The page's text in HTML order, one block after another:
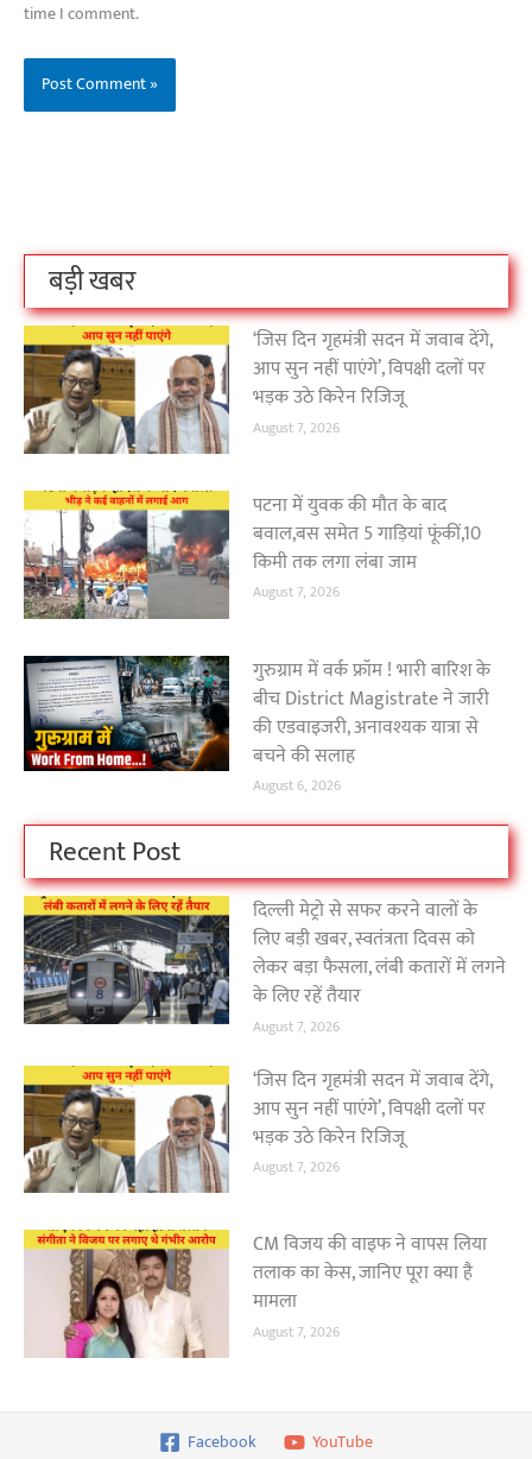
time I comment.
बड़ी खबर
‘जिस दिन गृहमंत्री सदन में जवाब देंगे,
आप सुन नहीं पाएंगे’, विपक्षी दलों पर
भड़क उठे किरेन रिजिजू
August 7, 2026
पटना में युवक की मौत के बाद
बवाल,बस समेत 5 गाड़ियां फूंकीं,10
किमी तक लगा लंबा जाम
August 7, 2026
गुरुग्राम में वर्क फ्रॉम ! भारी बारिश के
बीच District Magistrate ने जारी
की एडवाइजरी, अनावश्यक यात्रा से
बचने की सलाह
August 6, 2026
Recent Post
दिल्ली मेट्रो से सफर करने वालों के
लिए बड़ी खबर, स्वतंत्रता दिवस को
लेकर बड़ा फैसला, लंबी कतारों में लगने
के लिए रहें तैयार
August 7, 2026
‘जिस दिन गृहमंत्री सदन में जवाब देंगे,
आप सुन नहीं पाएंगे’, विपक्षी दलों पर
भड़क उठे किरेन रिजिजू
August 7, 2026
CM विजय की वाइफ ने वापस लिया
तलाक का केस, जानिए पूरा क्या है
मामला
August 7, 2026
Facebook YouTube